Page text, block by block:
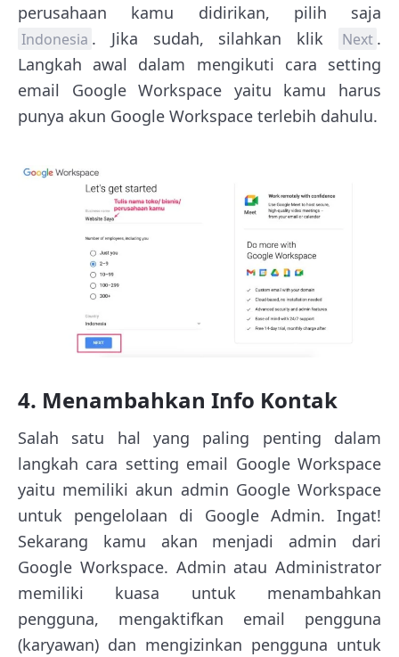
perusahaan kamu didirikan, pilih saja
Indonesia . Jika sudah, silahkan klik Next .
Langkah awal dalam mengikuti cara setting
email Google Workspace yaitu kamu harus
punya akun Google Workspace terlebih dahulu.
4. Menambahkan Info Kontak
Salah satu hal yang paling penting dalam
langkah cara setting email Google Workspace
yaitu memiliki akun admin Google Workspace
untuk pengelolaan di Google Admin. Ingat!
Sekarang kamu akan menjadi admin dari
Google Workspace. Admin atau Administrator
memiliki kuasa untuk menambahkan
pengguna, mengaktifkan email pengguna
(karyawan) dan mengizinkan pengguna untuk